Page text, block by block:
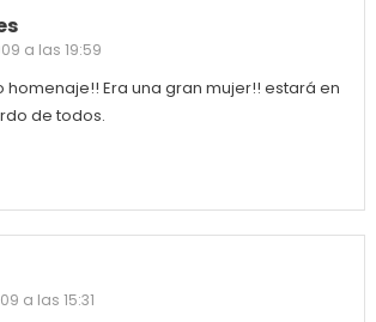
a las 19:59
homenaje!! Era una gran mujer!! estará en
de todos.
a las 15:31